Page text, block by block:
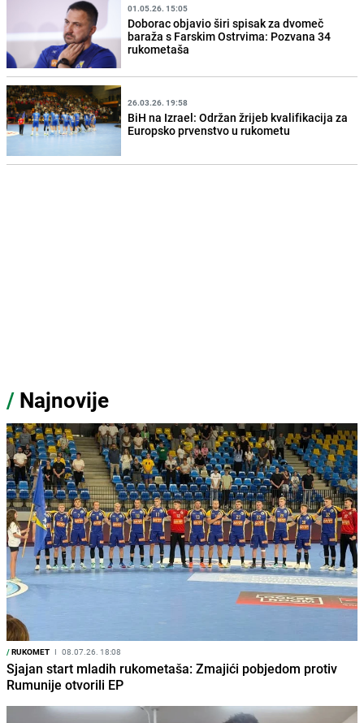
01.05.26. 15:05
Doborac objavio širi spisak za dvomeč
baraža s Farskim Ostrvima: Pozvana 34
rukometaša
26.03.26. 19:58
BiH na Izrael: Održan žrijeb kvalifikacija za
Europsko prvenstvo u rukometu
/ Najnovije
/RUKOMET I 08.07.26. 18:08
Sjajan start mladih rukometaša: Zmajići pobjedom protiv
Rumunije otvorili EP